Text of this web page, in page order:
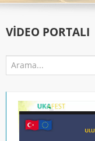
VIDEO PORTALI